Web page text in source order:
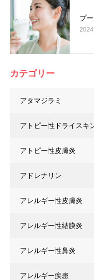
プ
カテゴリー
アタマジラミ
アトピー性ドライスキ
アトピー性皮膚炎
アドレナリン
アレルギー性皮膚炎
アレルギー性結膜炎
アレルギー性鼻炎
アレルギー疾患